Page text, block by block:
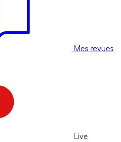
Mes revues
Live